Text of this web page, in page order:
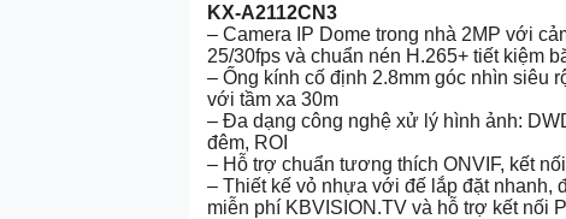
KX-A2112CN3
– Camera IP Dome trong nhà 2MP với
25/30fps và chuẩn nén H.265+ tiết kiệm
– Ống kính cố định 2.8mm góc nhìn siêu
với tầm xa 30m
– Đa dạng công nghệ xử lý hình ảnh:
đêm, ROI
– Hỗ trợ chuẩn tương thích ONVIF, kết
– Thiết kế vỏ nhựa với đế lắp đặt nhanh,
miễn phí KBVISION.TV và hỗ trợ kết nối